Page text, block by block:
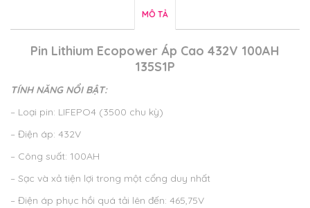
MÔ TẢ
Pin Lithium Ecopower Áp Cao 432V 100AH
135S1P
TÍNH NĂNG NỔI BẬT:
– Loại pin: LIFEPO4 (3500 chu kỳ)
– Điện áp: 432V
– Công suất: 100AH
– Sạc và xả tiện lợi trong một cổng duy nhất
– Điện áp phục hồi quá tải lên đến: 465,75V